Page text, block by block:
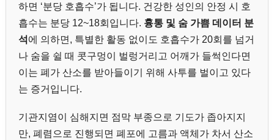
하면 ‘분당 호흡수’가 됩니다. 건강한 성인의 안정 시 호
흡수는 분당 12~18회입니다. 흉통 및 숨 가쁨 데이터 분
석 에 의하면, 특별한 활동 없이도 호흡수가 20회를 넘거
나 숨을 쉴 때 콧구멍이 벌렁거리고 어깨가 들썩인다면
이는 폐가 산소를 받아들이기 위해 사투를 벌이고 있다
는 증거입니다.
기관지염이 심해지면 점막 부종으로 기도가 좁아지지
만, 폐렴으로 진행되면 폐포에 고름과 액체가 차서 산소